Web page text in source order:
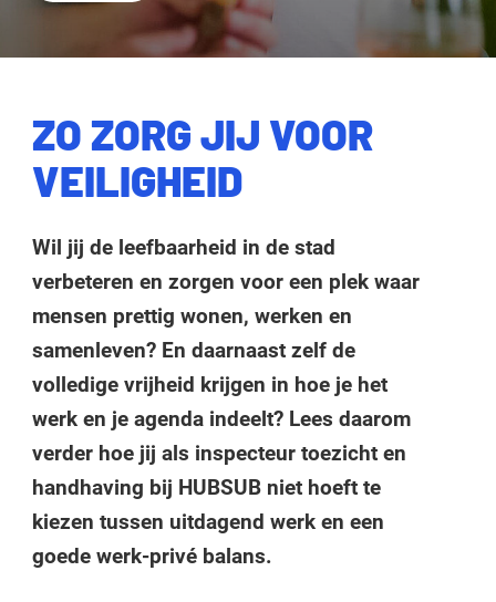
ZO ZORG JIJ VOOR
VEILIGHEID
Wil jij de leefbaarheid in de stad
verbeteren en zorgen voor een plek waar
mensen prettig wonen, werken en
samenleven? En daarnaast zelf de
volledige vrijheid krijgen in hoe je het
werk en je agenda indeelt? Lees daarom
verder hoe jij als inspecteur toezicht en
handhaving bij HUBSUB niet hoeft te
kiezen tussen uitdagend werk en een
goede werk-privé balans.